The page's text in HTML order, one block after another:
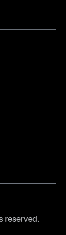
reserved.